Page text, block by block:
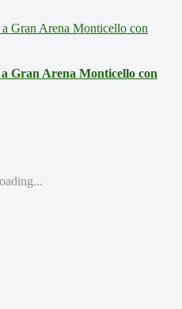
Gran Arena Monticello con